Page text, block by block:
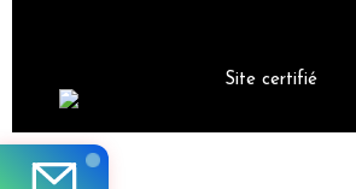
Site certifié